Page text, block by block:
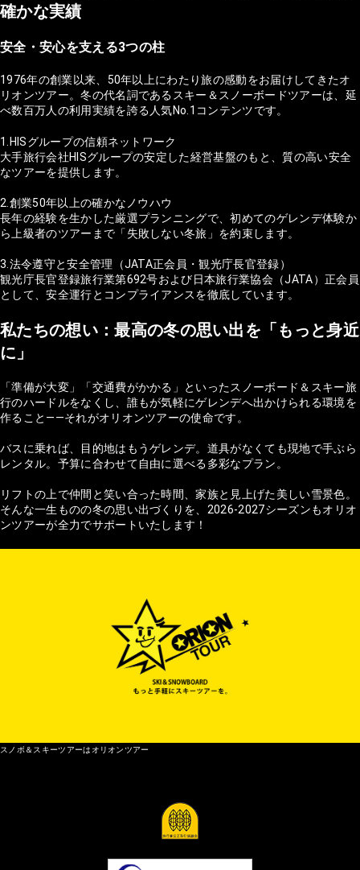
確かな実績
安全・安心を支える3つの柱
1976年の創業以来、50年以上にわたり旅の感動をお届けしてきたオ
リオンツアー。冬の代名詞であるスキー＆スノーボードツアーは、延
べ数百万人の利用実績を誇る人気No.1コンテンツです。
1.HISグループの信頼ネットワーク
大手旅行会社HISグループの安定した経営基盤のもと、質の高い安全
なツアーを提供します。
2.創業50年以上の確かなノウハウ
長年の経験を生かした厳選プランニングで、初めてのゲレンデ体験か
ら上級者のツアーまで「失敗しない冬旅」を約束します。
3.法令遵守と安全管理（JATA正会員・観光庁長官登録）
観光庁長官登録旅行業第692号および日本旅行業協会（JATA）正会員
として、安全運行とコンプライアンスを徹底しています。
私たちの想い：最高の冬の思い出を「もっと身近
に」
「準備が大変」「交通費がかかる」といったスノーボード＆スキー旅
行のハードルをなくし、誰もが気軽にゲレンデへ出かけられる環境を
作ること——それがオリオンツアーの使命です。
バスに乗れば、目的地はもうゲレンデ。道具がなくても現地で手ぶら
レンタル。予算に合わせて自由に選べる多彩なプラン。
リフトの上で仲間と笑い合った時間、家族と見上げた美しい雪景色。
そんな一生ものの冬の思い出づくりを、2026-2027シーズンもオリオ
ンツアーが全力でサポートいたします！
スノボ＆スキーツアーはオリオンツアー